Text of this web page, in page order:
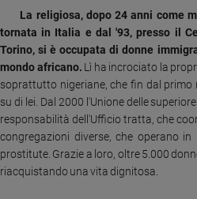
Caso
Migranti
Diversità
e
inclusione
La religiosa, dopo 24 anni come
tornata in Italia e dal '93, presso il
Torino, si è occupata di donne
mondo africano. Lì ha incrociato la
soprattutto nigeriane, che fin dal
su di lei. Dal 2000 l'Unione delle
responsabilità dell'Ufficio tratta, che
congregazioni diverse, che operano
prostitute. Grazie a loro, oltre 5.000
riacquistando una vita dignitosa.